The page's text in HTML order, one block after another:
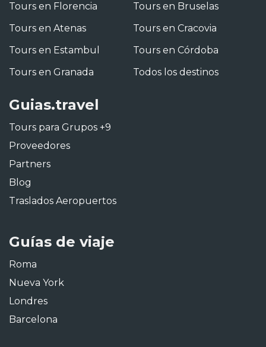
Tours en Florencia
Tours en Atenas
Tours en Estambul
Tours en Granada
Tours en Bruselas
Tours en Cracovia
Tours en Córdoba
Todos los destinos
Guias.travel
Tours para Grupos +9
Proveedores
Partners
Blog
Traslados Aeropuertos
Guías de viaje
Roma
Nueva York
Londres
Barcelona